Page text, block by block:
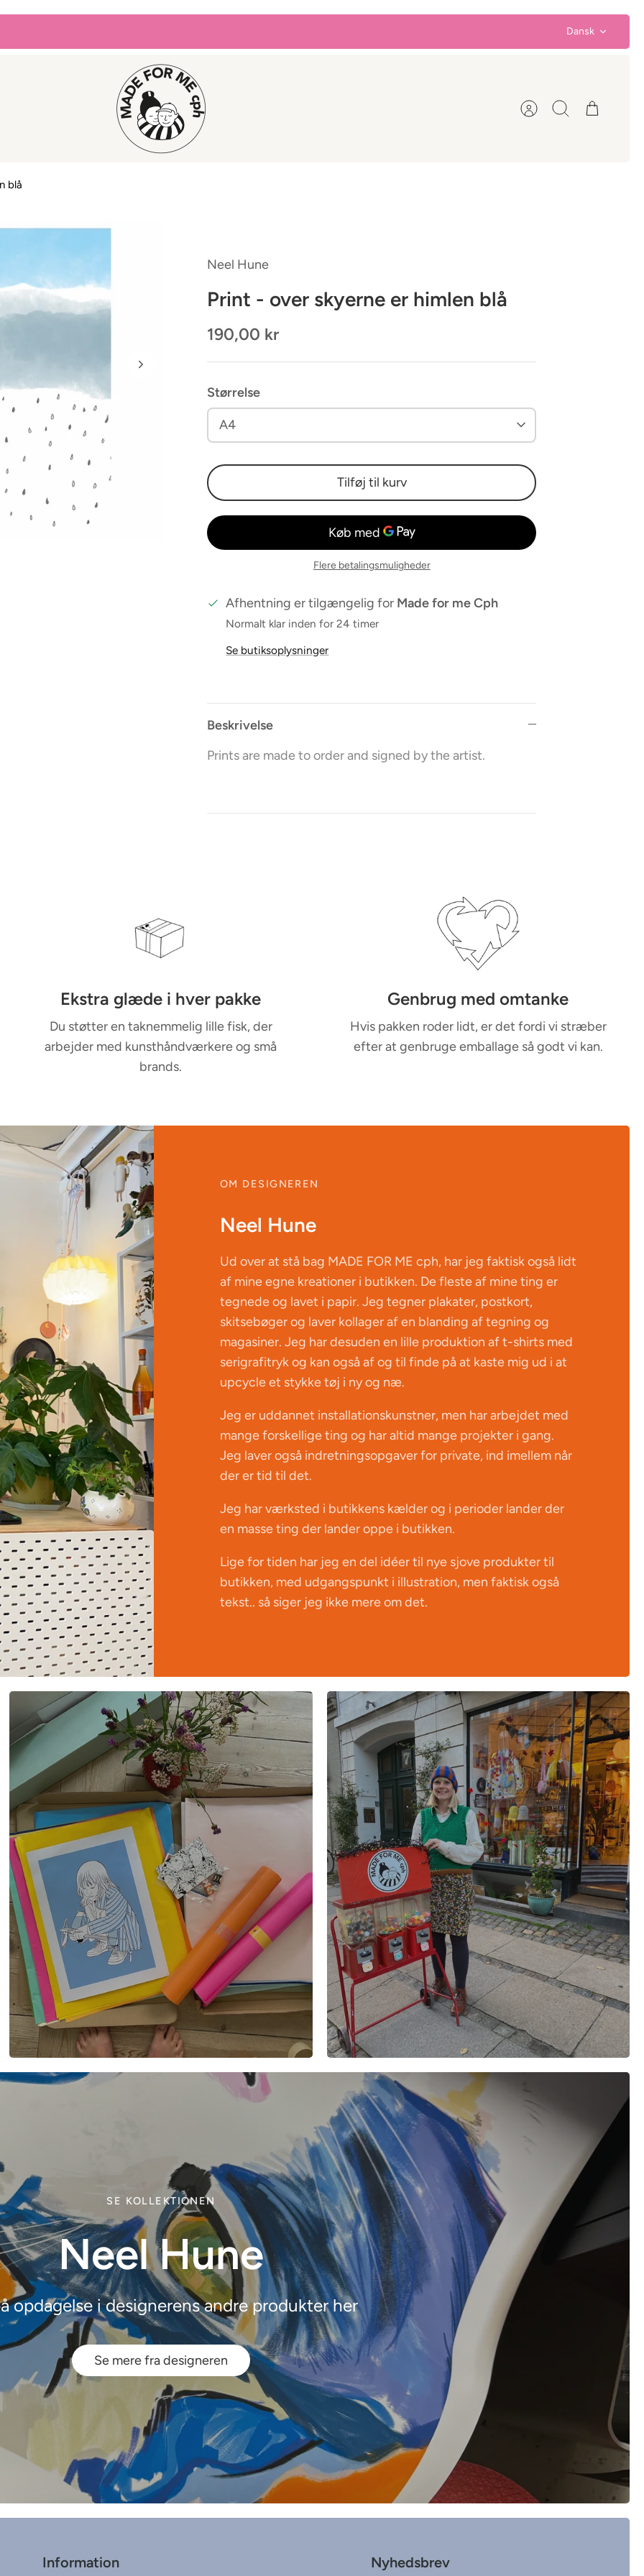
Sprog
Dansk
Konto Søg Kurv
blå
Neel Hune
Print - over skyerne er himlen blå
190,00 kr
Størrelse
A4
Tilføj til kurv
Flere betalingsmuligheder
Afhentning er tilgængelig for Made for me Cph
Normalt klar inden for 24 timer
Se butiksoplysninger
Beskrivelse
Prints are made to order and signed by the artist.
Ekstra glæde i hver pakke
Du støtter en taknemmelig lille fisk, der
arbejder med kunsthåndværkere og små
brands.
Genbrug med omtanke
Hvis pakken roder lidt, er det fordi vi stræber
efter at genbruge emballage så godt vi kan.
OM DESIGNEREN
Neel Hune
Ud over at stå bag MADE FOR ME cph, har jeg faktisk også lidt
af mine egne kreationer i butikken. De fleste af mine ting er
tegnede og lavet i papir. Jeg tegner plakater, postkort,
skitsebøger og laver kollager af en blanding af tegning og
magasiner. Jeg har desuden en lille produktion af t-shirts med
serigrafitryk og kan også af og til finde på at kaste mig ud i at
upcycle et stykke tøj i ny og næ.
Jeg er uddannet installationskunstner, men har arbejdet med
mange forskellige ting og har altid mange projekter i gang.
Jeg laver også indretningsopgaver for private, ind imellem når
der er tid til det.
Jeg har værksted i butikkens kælder og i perioder lander der
en masse ting der lander oppe i butikken.
Lige for tiden har jeg en del idéer til nye sjove produkter til
butikken, med udgangspunkt i illustration, men faktisk også
tekst.. så siger jeg ikke mere om det.
SE KOLLEKTIONEN
Neel Hune
opdagelse i designerens andre produkter her
Se mere fra designeren
Information Nyhedsbrev